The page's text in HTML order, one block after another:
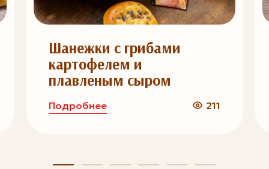
Шанежки с грибами
картофелем и
плавленым сыром
Подробнее 211